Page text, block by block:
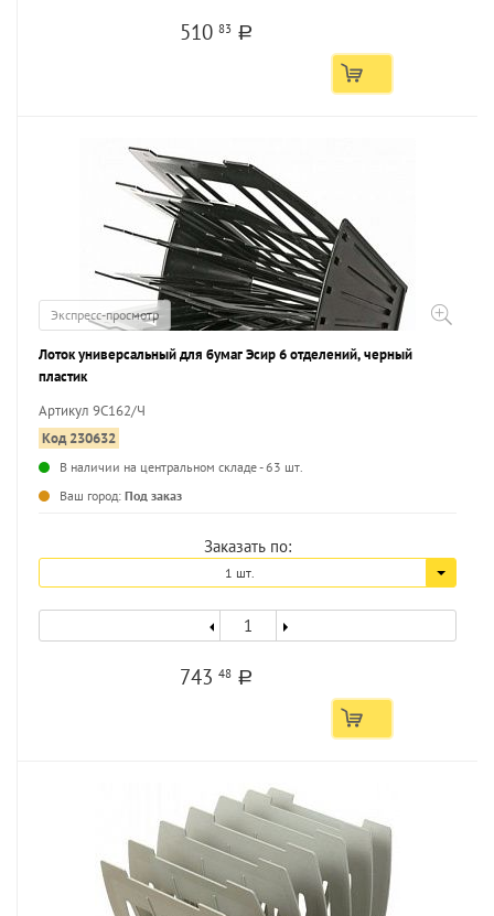
51083 a
Экспресс-просмотр
Лоток универсальный для бумаг Эсир 6 отделений, черный
пластик
Артикул 9С162/Ч
Код 230632
В наличии на центральном складе - 63 шт.
Ваш город: Под заказ
Заказать по:
1 шт.
74348 a